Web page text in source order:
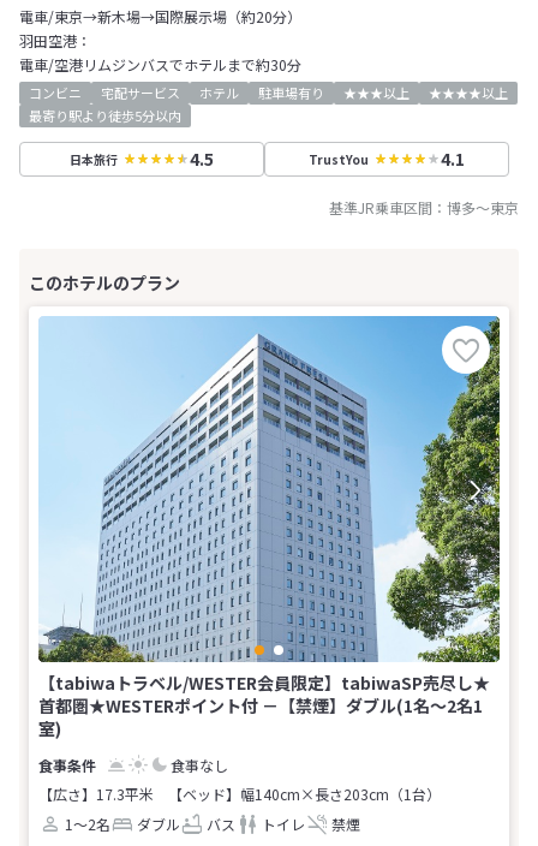
電車/東京→新木場→国際展示場（約20分）
羽田空港：
電車/空港リムジンバスでホテルまで約30分
コンビニ 宅配サービス ホテル 駐車場有り ★★★以上
★★★★以上
最寄り駅より徒歩5分以内
日本旅行 4.5 TrustYou 4.1
基準JR乗車区間： 博多～東京
【tabiwaトラベル/WESTER会員限定】tabiwaSP売尽し★
首都圏★WESTERポイント付 －【禁煙】ダブル(1名～2名1
室)
食事なし
【広さ】17.3平米
【ベッド】幅140cm×長さ203cm（1台）
1～2名
ダブル バス トイレ 禁煙